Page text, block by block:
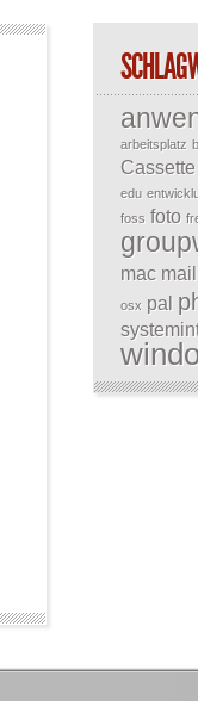
arbeitsplatz
Cassette
edu
foss foto
mac mail
osx pal